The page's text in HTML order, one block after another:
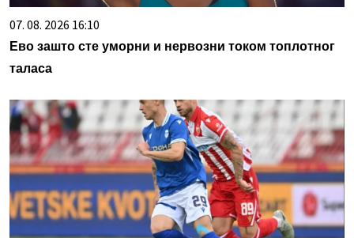
07. 08. 2026 16:10
Ево зашто сте уморни и нервозни током топлотног
таласа